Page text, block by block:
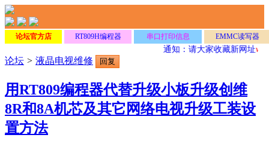
论坛官方店 RT809H编程器 串口打印信息 EMMC读写器
通知：请大家收藏新网址
论坛 > 液晶电视维修 回复
用RT809编程器代替升级小板升级创维
8R和8A机芯及其它网络电视升级工装设
置方法